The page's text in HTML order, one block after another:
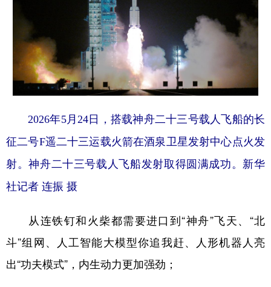
2026年5月24日，搭载神舟二十三号载人飞船的长
征二号F遥二十三运载火箭在酒泉卫星发射中心点火发
射。神舟二十三号载人飞船发射取得圆满成功。新华
社记者 连振 摄
从连铁钉和火柴都需要进口到“神舟”飞天、“北
斗”组网、人工智能大模型你追我赶、人形机器人亮
出“功夫模式”，内生动力更加强劲；